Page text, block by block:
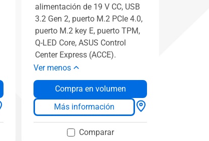
alimentación de 19 V CC, USB
3.2 Gen 2, puerto M.2 PCIe 4.0,
puerto M.2 key E, puerto TPM,
Q-LED Core, ASUS Control
Center Express (ACCE).
Ver menos
Compra en volumen
Más información
Comparar